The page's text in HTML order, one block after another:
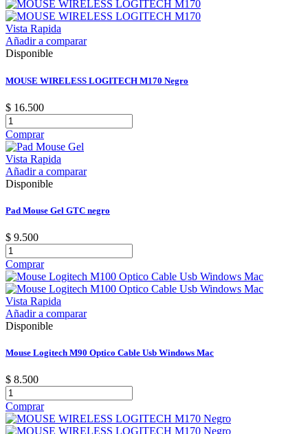
Vista Rapida
Añadir a comparar
Disponible
MOUSE WIRELESS LOGITECH M170 Negro
$ 16.500
Comprar
Vista Rapida
Añadir a comparar
Disponible
Pad Mouse Gel GTC negro
$ 9.500
Comprar
Vista Rapida
Añadir a comparar
Disponible
Mouse Logitech M90 Optico Cable Usb Windows Mac
$ 8.500
Comprar